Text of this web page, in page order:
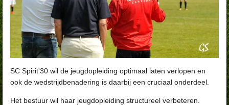
SC Spirit'30 wil de jeugdopleiding optimaal laten verlopen en
ook de wedstrijdbenadering is daarbij een cruciaal onderdeel.
Het bestuur wil haar jeugdopleiding structureel verbeteren.